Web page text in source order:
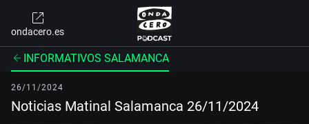
ondacero.es
INFORMATIVOS SALAMANCA
26/11/2024
Noticias Matinal Salamanca 26/11/2024